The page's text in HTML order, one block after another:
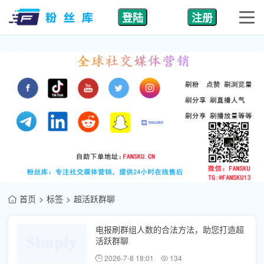
登陆 注册
首页 标签 超活跃群聊
电报刷群组人数的合法方法，助您打造超
活跃群聊
2026-7-8 18:01 134